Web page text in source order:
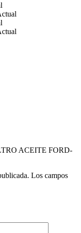
ACEITE FORD-
Los campos